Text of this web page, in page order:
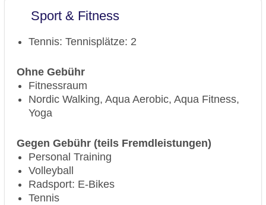
Sport & Fitness
Tennis: Tennisplätze: 2
Ohne Gebühr
Fitnessraum
Nordic Walking, Aqua Aerobic, Aqua Fitness,
Yoga
Gegen Gebühr (teils Fremdleistungen)
Personal Training
Volleyball
Radsport: E-Bikes
Tennis